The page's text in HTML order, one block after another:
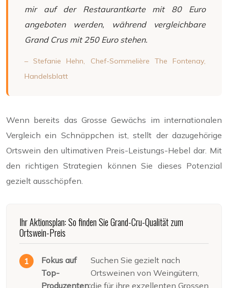
mir auf der Restaurantkarte mit 80 Euro
angeboten werden, während vergleichbare
Grand Crus mit 250 Euro stehen.
– Stefanie Hehn, Chef-Sommelière The Fontenay,
Handelsblatt
Wenn bereits das Grosse Gewächs im internationalen
Vergleich ein Schnäppchen ist, stellt der dazugehörige
Ortswein den ultimativen Preis-Leistungs-Hebel dar. Mit
den richtigen Strategien können Sie dieses Potenzial
gezielt ausschöpfen.
Ihr Aktionsplan: So finden Sie Grand-Cru-Qualität zum
Ortswein-Preis
Fokus auf
Top-
Produzenten:
Suchen Sie gezielt nach
Ortsweinen von Weingütern,
die für ihre exzellenten Grossen